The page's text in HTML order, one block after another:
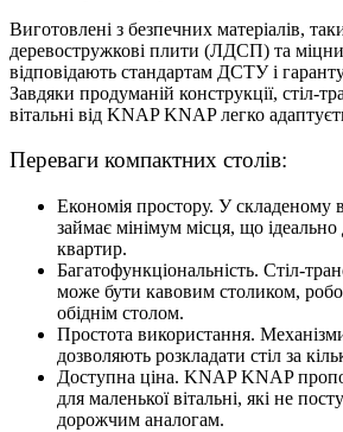
Виготовлені з безпечних матеріалів,
деревостружкові плити (ЛДСП) та
відповідають стандартам ДСТУ і
Завдяки продуманій конструкції, стіл-
вітальні від KNAP KNAP легко
Переваги компактних столів:
Економія простору. У складеному
займає мінімум місця, що
квартир.
Багатофункціональність. Стіл-
може бути кавовим столиком,
обіднім столом.
Простота використання.
дозволяють розкладати стіл за
Доступна ціна. KNAP KNAP
для маленької вітальні, які не
дорожчим аналогам.